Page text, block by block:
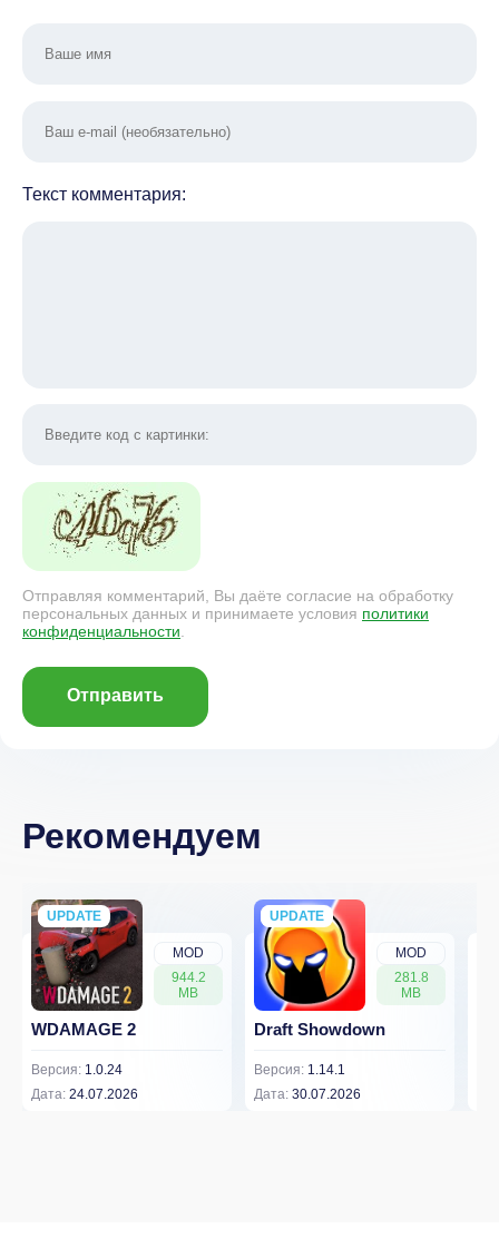
Текст комментария:
Отправляя комментарий, Вы даёте согласие на обработку
персональных данных и принимаете условия политики
конфиденциальности.
Отправить
Рекомендуем
MOD
944.2
MB
UPDATE
NEW
WDAMAGE 2
Версия: 1.0.24
Дата: 24.07.2026
MOD
281.8
MB
UPDATE
NEW
Draft Showdown
Версия: 1.14.1
Дата: 30.07.2026